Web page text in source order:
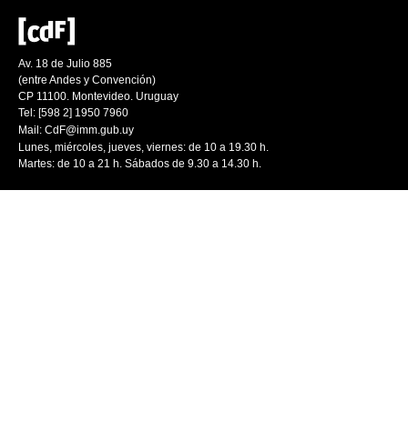
Av. 18 de Julio 885
(entre Andes y Convención)
CP 11100. Montevideo. Uruguay
Tel: [598 2] 1950 7960
Mail: CdF@imm.gub.uy
Lunes, miércoles, jueves, viernes: de 10 a 19.30 h.
Martes: de 10 a 21 h. Sábados de 9.30 a 14.30 h.